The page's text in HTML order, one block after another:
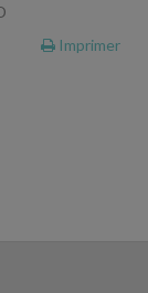
Imprimer